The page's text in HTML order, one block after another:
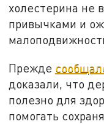
холестерина не
привычками и
Прежде
доказали, что
полезно для
помогать